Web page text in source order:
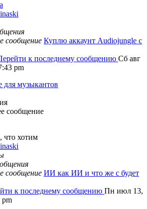
сообщение Куплю аккаунт Audiojungle с
к последнему сообщению Сб авг
pm
для музыкантов
сообщение
что хотим
сообщение ИИ как ИИ и что же с будет
к последнему сообщению Пн июл 13,
pm